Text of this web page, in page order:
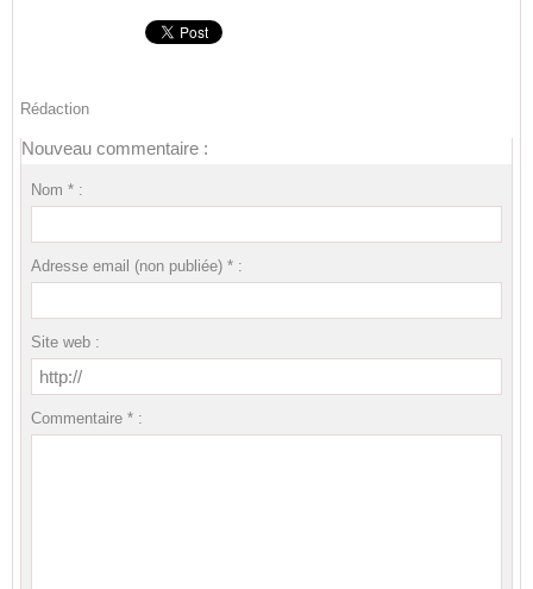
Rédaction
Nouveau commentaire :
Nom * :
Adresse email (non publiée) * :
Site web :
Commentaire * :